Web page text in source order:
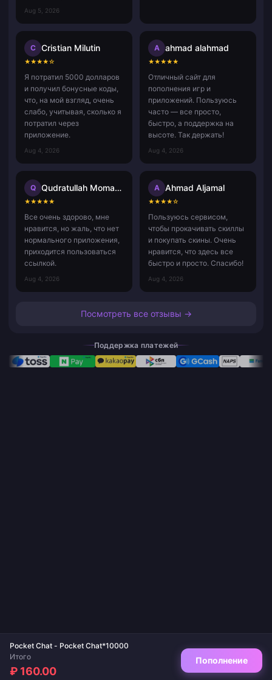
Pocket Chat - Pocket Chat*10000
Итого
₽ 160.00
Пополнение
Aug 5, 2026
C Cristian Milutin
★★★★☆
Я потратил 5000 долларов
и получил бонусные коды,
что, на мой взгляд, очень
слабо, учитывая, сколько я
потратил через
приложение.
Aug 4, 2026
A ahmad alahmad
★★★★★
Отличный сайт для
пополнения игр и
приложений. Пользуюсь
часто — все просто,
быстро, а поддержка на
высоте. Так держать!
Aug 4, 2026
Q Qudratullah Momand
★★★★★
Все очень здорово, мне
нравится, но жаль, что нет
нормального приложения,
приходится пользоваться
ссылкой.
Aug 4, 2026
A Ahmad Aljamal
★★★★☆
Пользуюсь сервисом,
чтобы прокачивать скиллы
и покупать скины. Очень
нравится, что здесь все
быстро и просто. Спасибо!
Aug 4, 2026
Посмотреть все отзывы →
Поддержка платежей